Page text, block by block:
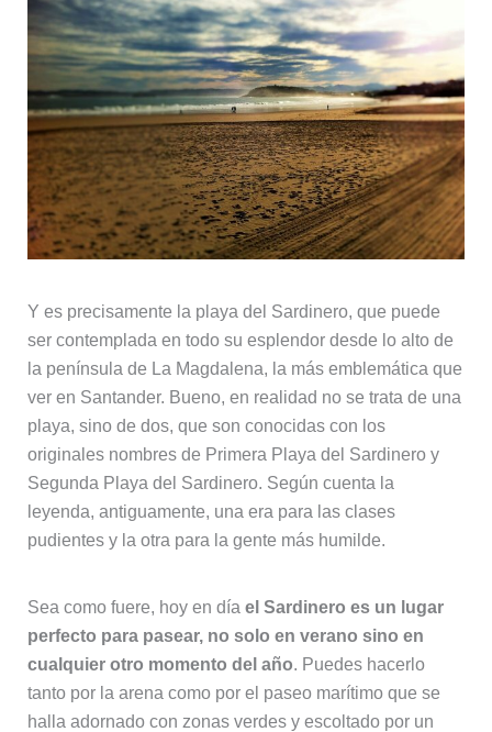
Y es precisamente la playa del Sardinero, que puede
ser contemplada en todo su esplendor desde lo alto de
la península de La Magdalena, la más emblemática que
ver en Santander. Bueno, en realidad no se trata de una
playa, sino de dos, que son conocidas con los
originales nombres de Primera Playa del Sardinero y
Segunda Playa del Sardinero. Según cuenta la
leyenda, antiguamente, una era para las clases
pudientes y la otra para la gente más humilde.
Sea como fuere, hoy en día el Sardinero es un lugar
perfecto para pasear, no solo en verano sino en
cualquier otro momento del año. Puedes hacerlo
tanto por la arena como por el paseo marítimo que se
halla adornado con zonas verdes y escoltado por un